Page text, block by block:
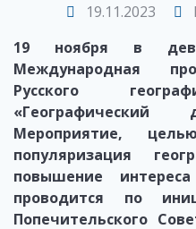
19.11.2023
19 ноября в
Международная
Русского
Мероприятие,
популяризация
повышение
проводится по
Попечительского